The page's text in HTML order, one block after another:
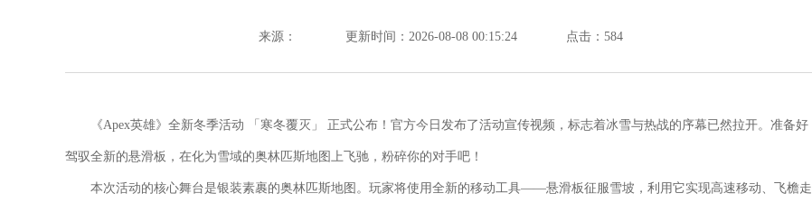
来源： 更新时间：2026-08-08 00:15:24 点击： 584
《Apex英雄》全新冬季活动 「寒冬覆灭」 正式公布！官方今日发布了活动宣传视频，标志着冰雪与热战的序幕已然拉开。准备好
驾驭全新的悬滑板，在化为雪域的奥林匹斯地图上飞驰，粉碎你的对手吧！
本次活动的核心舞台是银装素裹的奥林匹斯地图。玩家将使用全新的移动工具——悬滑板征服雪坡，利用它实现高速移动、飞檐走